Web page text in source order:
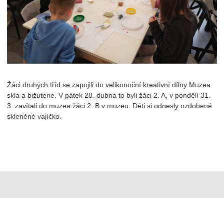
Žáci druhých tříd se zapojili do velikonoční kreativní dílny Muzea
skla a bižuterie. V pátek 28. dubna to byli žáci 2. A, v pondělí 31.
3. zavítali do muzea žáci 2. B v muzeu. Děti si odnesly ozdobené
skleněné vajíčko.